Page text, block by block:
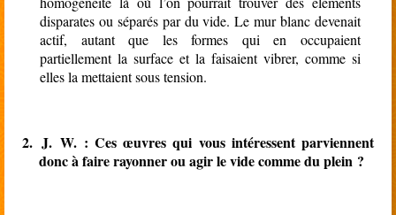
disparates ou séparés par du vide. Le mur blanc devenait
actif, autant que les formes qui en occupaient
partiellement la surface et la faisaient vibrer, comme si
elles la mettaient sous tension.
2. J. W. : Ces œuvres qui vous intéressent parviennent
donc à faire rayonner ou agir le vide comme du plein ?